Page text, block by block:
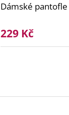
Dámské
229 Kč